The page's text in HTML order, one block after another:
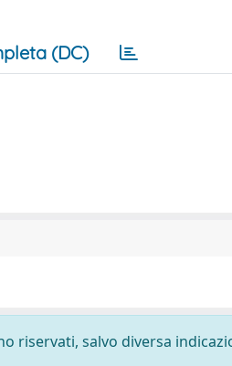
(DC)
riservati, salvo diversa